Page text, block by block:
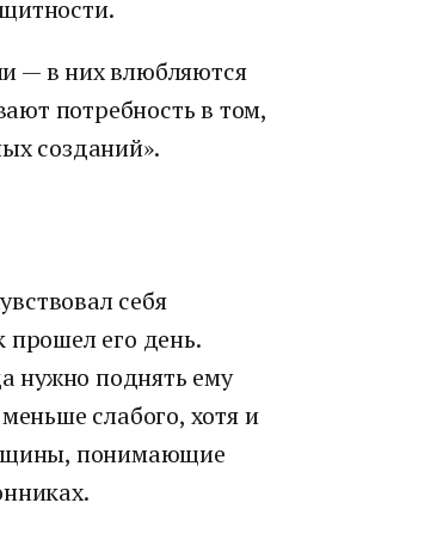
— в них влюбляются
потребность в том,
созданий».
себя
прошел его день.
нужно поднять ему
слабого, хотя и
понимающие